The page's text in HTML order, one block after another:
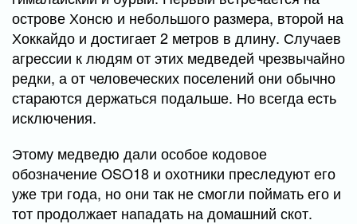
острове Хонсю и небольшого размера, второй на
Хоккайдо и достигает 2 метров в длину. Случаев
агрессии к людям от этих медведей чрезвычайно
редки, а от человеческих поселений они обычно
стараются держаться подальше. Но всегда есть
исключения.
Этому медведю дали особое кодовое
обозначение OSO18 и охотники преследуют его
уже три года, но они так не смогли поймать его и
тот продолжает нападать на домашний скот.